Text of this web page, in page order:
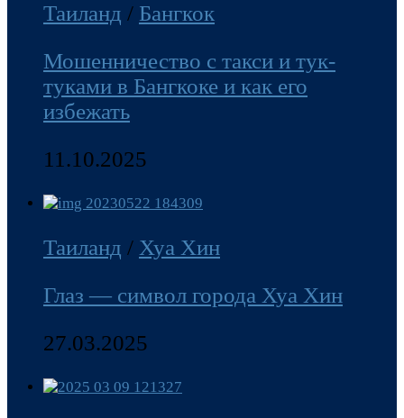
Таиланд / Бангкок
Мошенничество с такси и тук-
туками в Бангкоке и как его
избежать
11.10.2025
Таиланд / Хуа Хин
Глаз — символ города Хуа Хин
27.03.2025